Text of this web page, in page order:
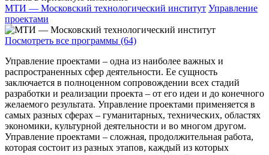
МТИ — Московский технологический институт Управление
проектами
Посмотреть все программы (64)
Управление проектами – одна из наиболее важных и
распространенных сфер деятельности. Ее сущность
заключается в полноценном сопровождении всех стадий
разработки и реализации проекта – от его идеи и до конечного
желаемого результата. Управление проектами применяется в
самых разных сферах – гуманитарных, технических, областях
экономики, культурной деятельности и во многом другом.
Управление проектами – сложная, продолжительная работа,
которая состоит из разных этапов, каждый из которых